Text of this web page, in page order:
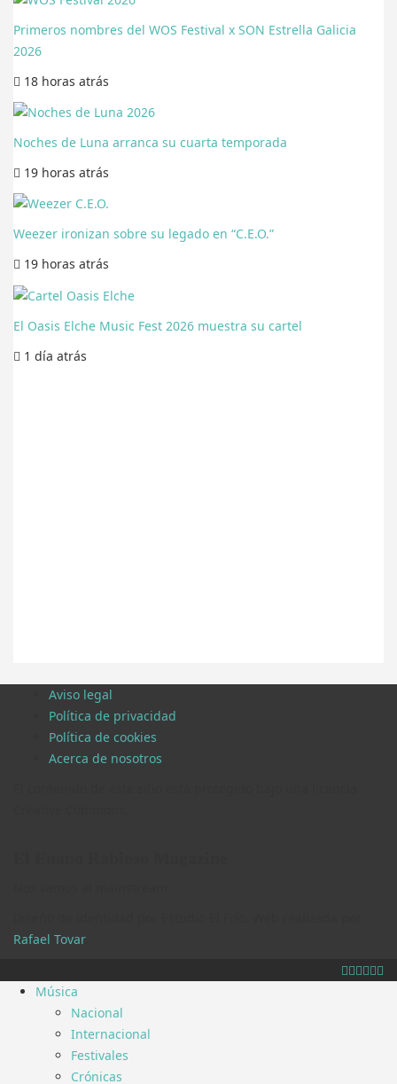
Primeros nombres del WOS Festival x SON Estrella Galicia
2026
18 horas atrás
Noches de Luna arranca su cuarta temporada
19 horas atrás
Weezer ironizan sobre su legado en “C.E.O.”
19 horas atrás
El Oasis Elche Music Fest 2026 muestra su cartel
1 día atrás
Aviso legal
Política de privacidad
Política de cookies
Acerca de nosotros
Rafael Tovar.
Música
Nacional
Internacional
Festivales
Crónicas